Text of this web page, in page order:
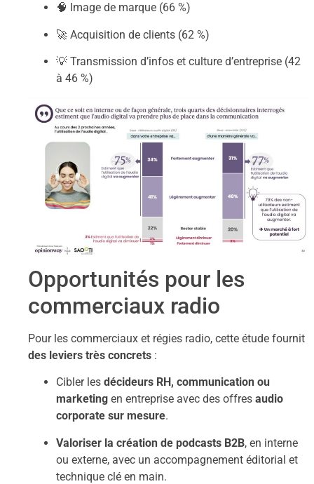
🧠 Image de marque (66 %)
🚀 Acquisition de clients (62 %)
💡 Transmission d’infos et culture d’entreprise (42
à 46 %)
Opportunités pour les
commerciaux radio
Pour les commerciaux et régies radio, cette étude fournit
des leviers très concrets :
Cibler les décideurs RH, communication ou
marketing en entreprise avec des offres audio
corporate sur mesure.
Valoriser la création de podcasts B2B, en interne
ou externe, avec un accompagnement éditorial et
technique clé en main.